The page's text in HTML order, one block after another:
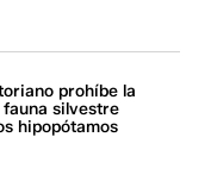
prohíbe la
silvestre
hipopótamos